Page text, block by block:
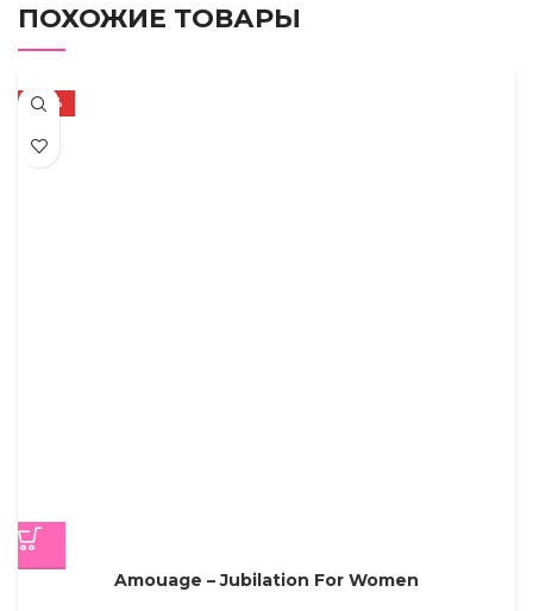
ПОХОЖИЕ ТОВАРЫ
-72%
Amouage – Jubilation For Women